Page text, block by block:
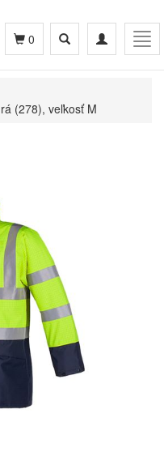
Toggle
navigation
Toggle
search
0
(278), veľkosť M